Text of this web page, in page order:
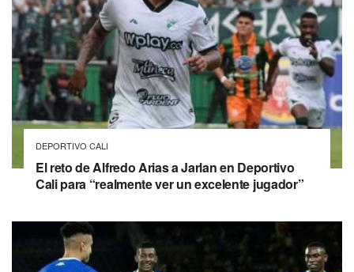
DEPORTIVO CALI
El reto de Alfredo Arias a Jarlan en Deportivo
Cali para “realmente ver un excelente jugador”